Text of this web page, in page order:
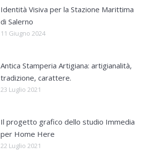
Identità Visiva per la Stazione Marittima
di Salerno
11 Giugno 2024
Antica Stamperia Artigiana: artigianalità,
tradizione, carattere.
23 Luglio 2021
Il progetto grafico dello studio Immedia
per Home Here
22 Luglio 2021